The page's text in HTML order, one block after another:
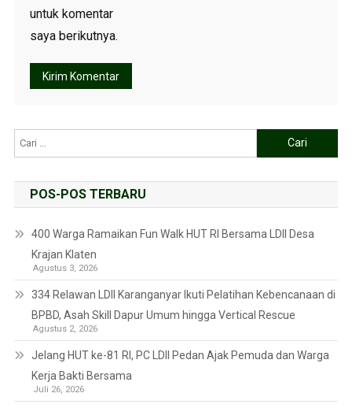
untuk komentar
saya berikutnya.
POS-POS TERBARU
400 Warga Ramaikan Fun Walk HUT RI Bersama LDII Desa
Krajan Klaten
Agustus 3, 2026
334 Relawan LDII Karanganyar Ikuti Pelatihan Kebencanaan di
BPBD, Asah Skill Dapur Umum hingga Vertical Rescue
Agustus 2, 2026
Jelang HUT ke-81 RI, PC LDII Pedan Ajak Pemuda dan Warga
Kerja Bakti Bersama
Juli 26, 2026